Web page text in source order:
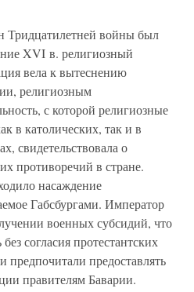
Тридцатилетней войны был
XVI в. религиозный
вела к вытеснению
религиозным
с которой религиозные
в католических, так и в
свидетельствовала о
противоречий в стране.
насаждение
Габсбургами. Император
военных субсидий, что
согласия протестантских
предпочитали предоставлять
правителям Баварии.